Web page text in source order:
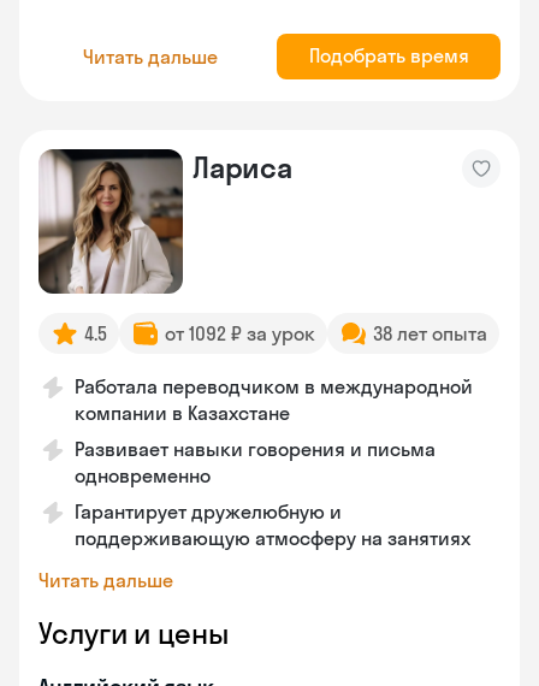
Читать дальше Подобрать время
Лариса
4.5 от 1092 ₽ за урок 38 лет опыта
Работала переводчиком в международной
компании в Казахстане
Развивает навыки говорения и письма
одновременно
Гарантирует дружелюбную и
поддерживающую атмосферу на занятиях
Читать дальше
Услуги и цены